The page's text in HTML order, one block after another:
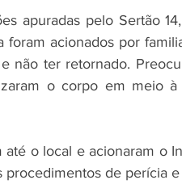
apuradas pelo Sertão
foram acionados por
não ter retornado.
o corpo em meio
até o local e acionaram o
procedimentos de perícia